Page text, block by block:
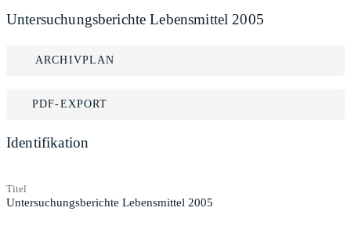
Untersuchungsberichte Lebensmittel 2005
ARCHIVPLAN
PDF-EXPORT
Identifikation
Titel
Untersuchungsberichte Lebensmittel 2005